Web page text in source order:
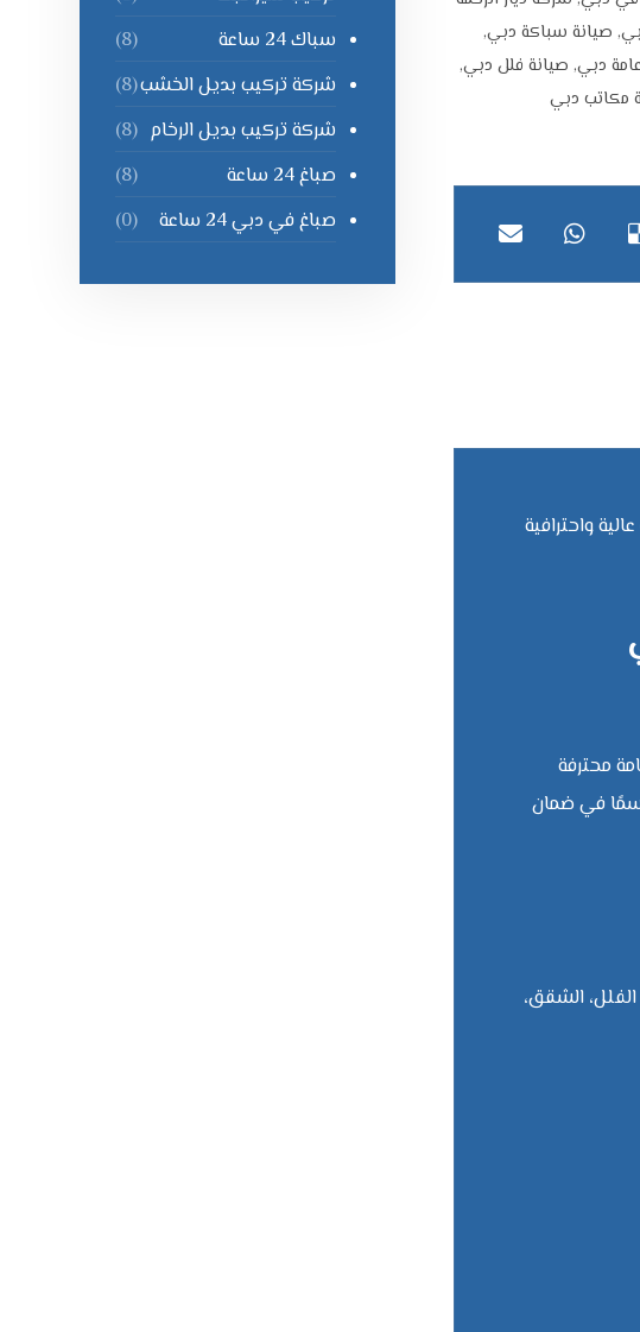
, صيانة سباكة دبي,
دبي, صيانة فلل دبي,
مكاتب دبي
واحترافية
محترفة
في ضمان
الشقق،
سباك 24 ساعة
(8)
شركة تركيب بديل الخشب(8)
شركة تركيب بديل الرخام (8)
صباغ 24 ساعة
(8)
صباغ في دبي 24 ساعة
(0)